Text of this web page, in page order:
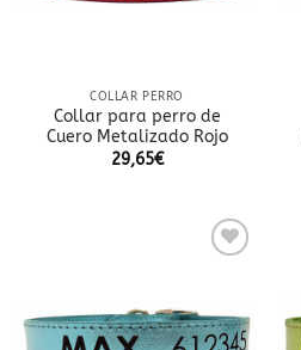
COLLAR PERRO
Collar para perro de
Cuero Metalizado Rojo
29,65€
de
deseos